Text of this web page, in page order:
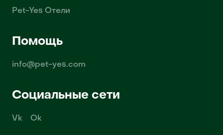
Pet-Yes Отели
Помощь
info@pet-yes.com
Социальные сети
Vk Ok